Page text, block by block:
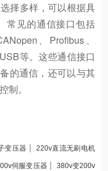
择多样，可以根据具
常见的通信接口包括
、Profibus、
等。这些通信接口
的通信，还可以与其
制。
变压器 |220v直流无刷电机
伺服变压器| 380v变200v